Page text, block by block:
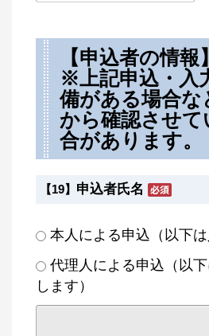
【申込者の情報】
※上記申込・入
備がある場合な
から確認させて
合があります。
【19】 申込者氏名
本人による申込（以下は
代理人による申込（以
します）